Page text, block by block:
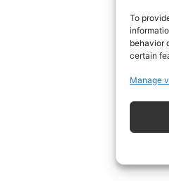
To
behavior
certain
Manage